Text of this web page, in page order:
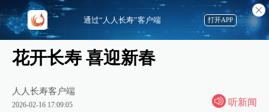
花开长寿 喜迎新春
人人长寿客户端
2026-02-16 17:09:05 听新闻
通过“人人长寿”客户端 打开APP